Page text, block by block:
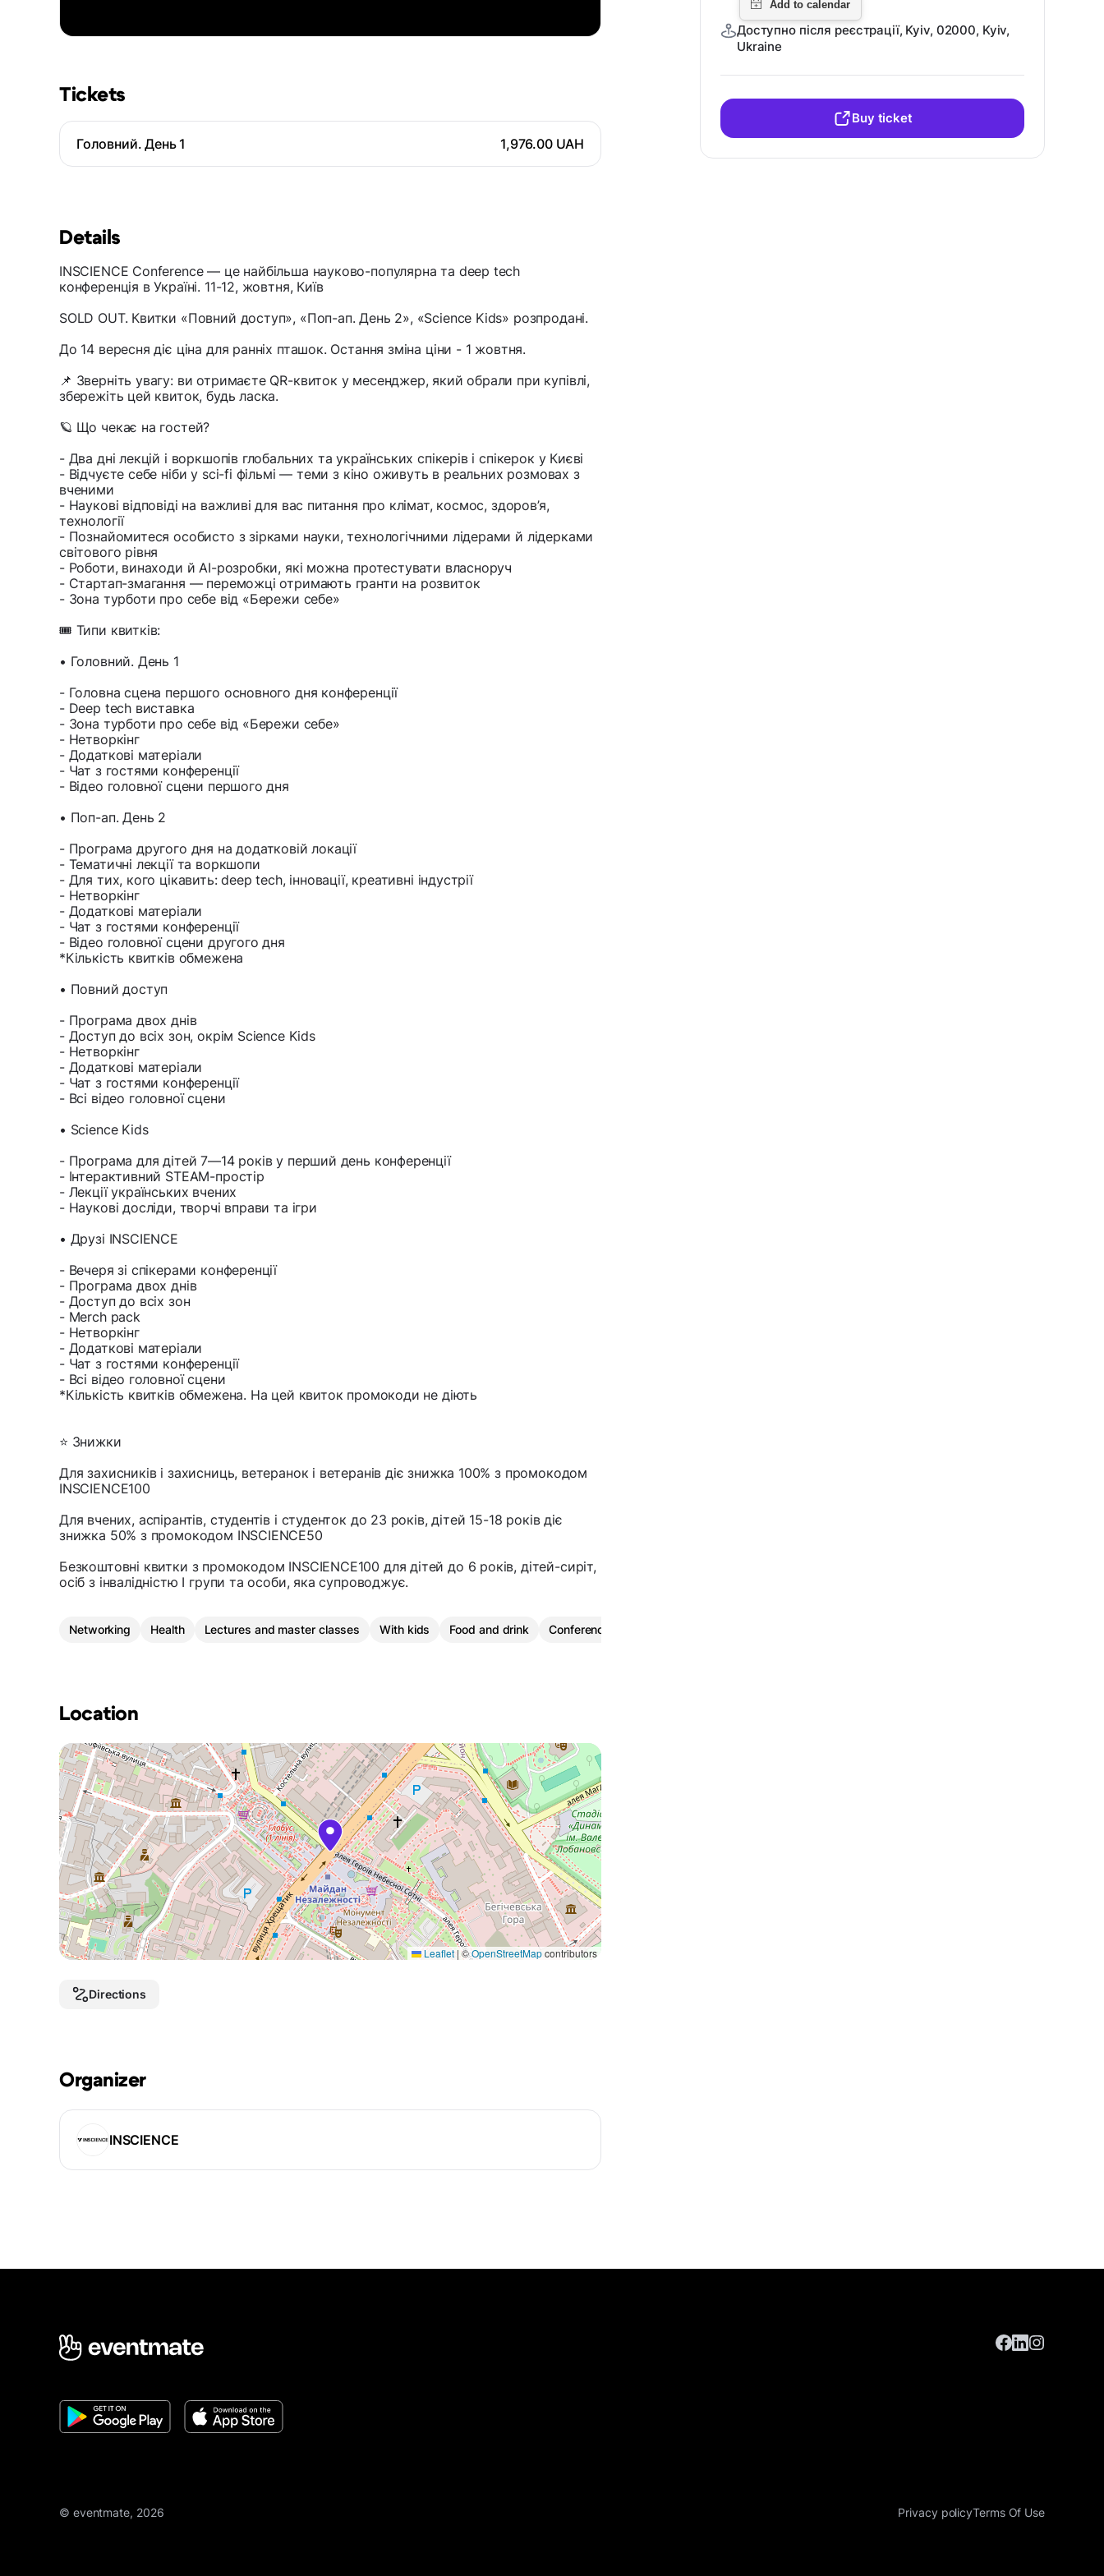
Tickets
Головний. День 1 1,976.00 UAH
Details
INSCIENCE Conference — це найбільша науково-популярна та deep tech
конференція в Україні. 11-12, жовтня, Київ
SOLD OUT. Квитки «Повний доступ», «Поп-ап. День 2», «Science Kids» розпродані.
До 14 вересня діє ціна для ранніх пташок. Остання зміна ціни - 1 жовтня.
📌 Зверніть увагу: ви отримаєте QR-квиток у месенджер, який обрали при купівлі,
збережіть цей квиток, будь ласка.
🪐 Що чекає на гостей?
- Два дні лекцій і воркшопів глобальних та українських спікерів і спікерок у Києві
- Відчуєте себе ніби у sci-fi фільмі — теми з кіно оживуть в реальних розмовах з
вченими
- Наукові відповіді на важливі для вас питання про клімат, космос, здоров’я,
технології
- Познайомитеся особисто з зірками науки, технологічними лідерами й лідерками
світового рівня
- Роботи, винаходи й АІ-розробки, які можна протестувати власноруч
- Стартап-змагання — переможці отримають гранти на розвиток
- Зона турботи про себе від «Бережи себе»
🎟️ Типи квитків:
• Головний. День 1
- Головна сцена першого основного дня конференції
- Deep tech виставка
- Зона турботи про себе від «Бережи себе»
- Нетворкінг
- Додаткові матеріали
- Чат з гостями конференції
- Відео головної сцени першого дня
• Поп-ап. День 2
- Програма другого дня на додатковій локації
- Тематичні лекції та воркшопи
- Для тих, кого цікавить: deep tech, інновації, креативні індустрії
- Нетворкінг
- Додаткові матеріали
- Чат з гостями конференції
- Відео головної сцени другого дня
*Кількість квитків обмежена
• Повний доступ
- Програма двох днів
- Доступ до всіх зон, окрім Science Kids
- Нетворкінг
- Додаткові матеріали
- Чат з гостями конференції
- Всі відео головної сцени
• Science Kids
- Програма для дітей 7—14 років у перший день конференції
- Інтерактивний STEAM-простір
- Лекції українських вчених
- Наукові досліди, творчі вправи та ігри
• Друзі INSCIENCE
- Вечеря зі спікерами конференції
- Програма двох днів
- Доступ до всіх зон
- Merch pack
- Нетворкінг
- Додаткові матеріали
- Чат з гостями конференції
- Всі відео головної сцени
*Кількість квитків обмежена. На цей квиток промокоди не діють
⭐️ Знижки
Для захисників і захисниць, ветеранок і ветеранів діє знижка 100% з промокодом
INSCIENCE100
Для вчених, аспірантів, студентів і студенток до 23 років, дітей 15-18 років діє
знижка 50% з промокодом INSCIENCE50
Безкоштовні квитки з промокодом INSCIENCE100 для дітей до 6 років, дітей-сиріт,
осіб з інвалідністю І групи та особи, яка супроводжує.
Networking Health Lectures and master classes With kids Food and drink Conference
Location
Leaflet |©OpenStreetMapcontributors
Directions
Organizer
INSCIENCE
Доступно після реєстрації, Kyiv, 02000, Kyiv,
Ukraine
Buy ticket
© eventmate, 2026 Privacy policyTerms Of Use